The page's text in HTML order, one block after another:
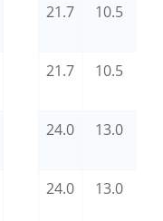
21.7 10.5
21.7 10.5
24.0 13.0
24.0 13.0